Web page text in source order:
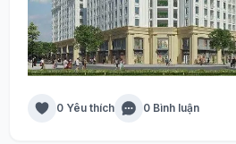
0 Yêu thích 0 Bình luận